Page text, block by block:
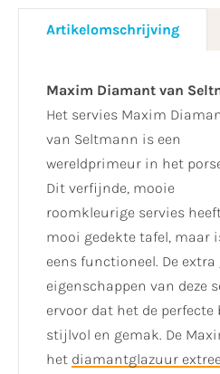
Artikelomschrijving
Maxim Diamant van
Het servies Maxim
van Seltmann is een
wereldprimeur in het
Dit verfijnde, mooie
roomkleurige servies
mooi gedekte tafel, maar
eens functioneel. De
eigenschappen van deze
ervoor dat het de perfecte
stijlvol en gemak. De
het diamantglazuur